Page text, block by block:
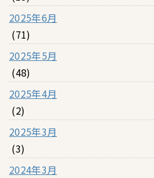
2025年6月
(71)
2025年5月
(48)
2025年4月
(2)
2025年3月
(3)
2024年3月